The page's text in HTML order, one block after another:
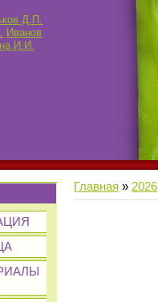
Д.П.
Иванов
И.И.
Главная »2026